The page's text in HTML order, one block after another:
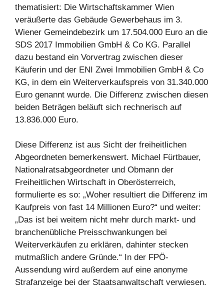
thematisiert: Die Wirtschaftskammer Wien
veräußerte das Gebäude Gewerbehaus im 3.
Wiener Gemeindebezirk um 17.504.000 Euro an die
SDS 2017 Immobilien GmbH & Co KG. Parallel
dazu bestand ein Vorvertrag zwischen dieser
Käuferin und der ENI Zwei Immobilien GmbH & Co
KG, in dem ein Weiterverkaufspreis von 31.340.000
Euro genannt wurde. Die Differenz zwischen diesen
beiden Beträgen beläuft sich rechnerisch auf
13.836.000 Euro.
Diese Differenz ist aus Sicht der freiheitlichen
Abgeordneten bemerkenswert. Michael Fürtbauer,
Nationalratsabgeordneter und Obmann der
Freiheitlichen Wirtschaft in Oberösterreich,
formulierte es so: „Woher resultiert die Differenz im
Kaufpreis von fast 14 Millionen Euro?“ und weiter:
„Das ist bei weitem nicht mehr durch markt- und
branchenübliche Preisschwankungen bei
Weiterverkäufen zu erklären, dahinter stecken
mutmaßlich andere Gründe.“ In der FPÖ-
Aussendung wird außerdem auf eine anonyme
Strafanzeige bei der Staatsanwaltschaft verwiesen.